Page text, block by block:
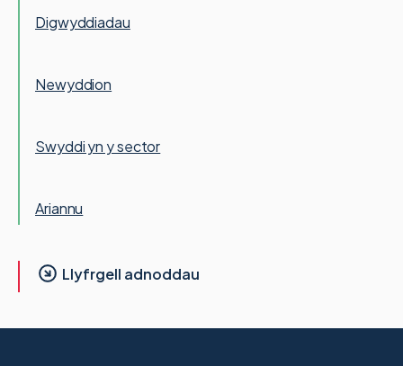
Digwyddiadau
Newyddion
Swyddi yn y sector
Ariannu
Llyfrgell adnoddau